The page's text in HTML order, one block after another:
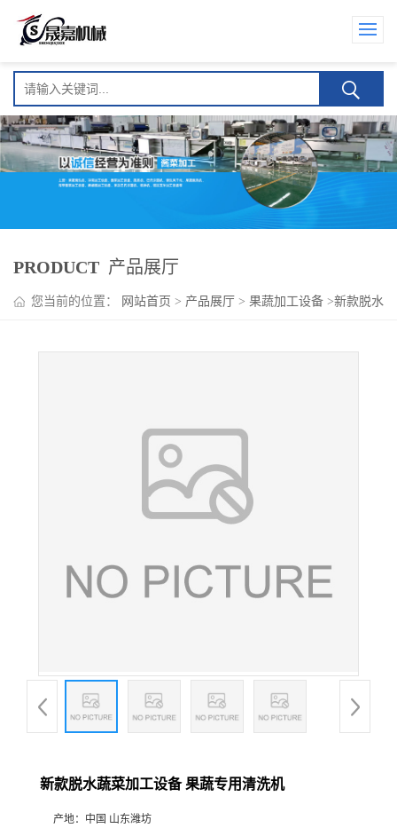
PRODUCT 产品展厅
您当前的位置： 网站首页 > 产品展厅 > 果蔬加工设备 >新款脱水
新款脱水蔬菜加工设备 果蔬专用清洗机
产地： 中国 山东潍坊